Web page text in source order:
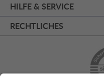
HILFE & SERVICE
RECHTLICHES